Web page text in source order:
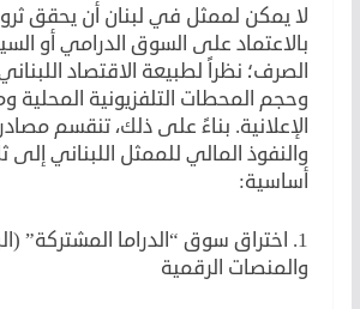
لا يمكن لممثل في لبنان أن يحقق
بالاعتماد على السوق الدرامي أو
الصرف؛ نظراً لطبيعة الاقتصاد
وحجم المحطات التلفزيونية المحلية
الإعلانية. بناءً على ذلك، تنقسم
والنفوذ المالي للممثل اللبناني إلى
أساسية:
1. اختراق سوق “الدراما المشتركة”
والمنصات الرقمية